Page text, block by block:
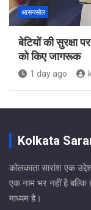
आसनसोल
बेटियों की सुरक्षा
को किए जागरूक
1 day ago
Kolkata
कोलकाता सारांश एक
एक नाम भर नहीं है
माध्यम है।